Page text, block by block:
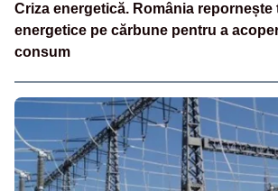
Criza energetică. România
energetice pe cărbune pentru a
consum